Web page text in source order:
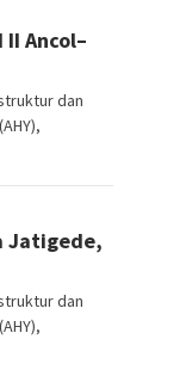
II Ancol–
dan
Jatigede,
dan